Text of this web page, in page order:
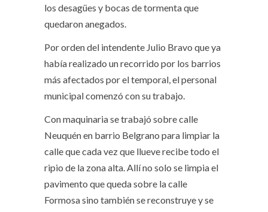
los desagües y bocas de tormenta que
quedaron anegados.
Por orden del intendente Julio Bravo que ya
había realizado un recorrido por los barrios
más afectados por el temporal, el personal
municipal comenzó con su trabajo.
Con maquinaria se trabajó sobre calle
Neuquén en barrio Belgrano para limpiar la
calle que cada vez que llueve recibe todo el
ripio de la zona alta. Allí no solo se limpia el
pavimento que queda sobre la calle
Formosa sino también se reconstruye y se